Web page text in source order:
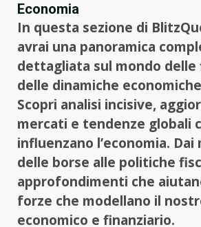
Economia
In questa sezione di
avrai una panoramica
dettagliata sul mondo delle
delle dinamiche
Scopri analisi incisive,
mercati e tendenze globali
influenzano l’economia.
delle borse alle politiche
approfondimenti che
forze che modellano il
economico e finanziario.